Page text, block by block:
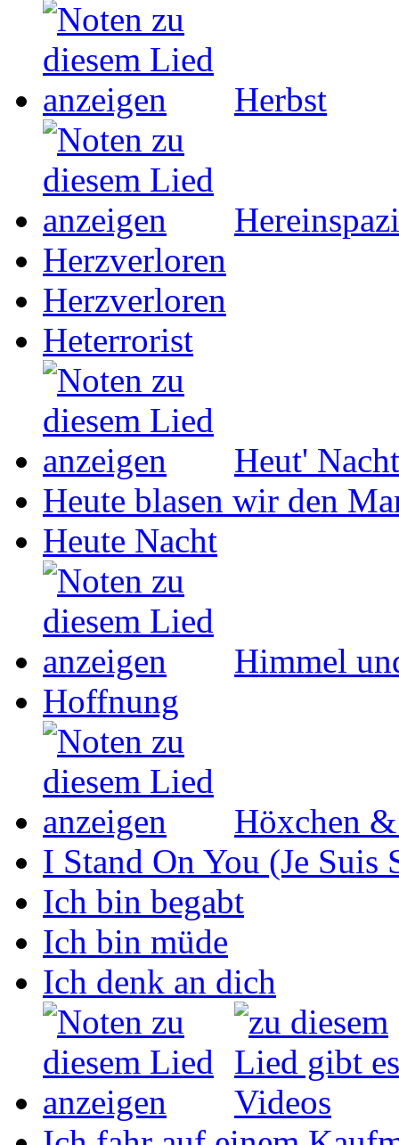
Herbst
Herzverloren
Herzverloren
Heterrorist
Heut' Nacht
Heute blasen wir den
Heute Nacht
Himmel
Hoffnung
Höxchen
I Stand On You (Je Suis
Ich bin begabt
Ich bin müde
Ich denk an dich